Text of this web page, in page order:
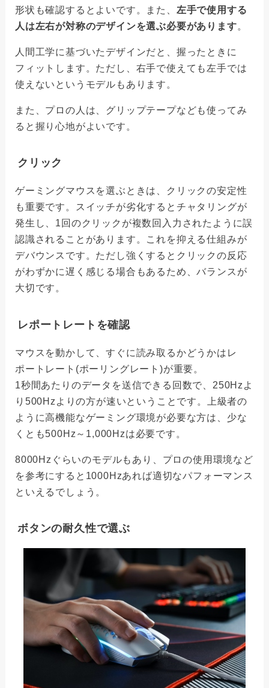
形状も確認するとよいです。また、 左手で使用する
人は左右が対称のデザインを選ぶ必要があります。
人間工学に基づいたデザインだと、握ったときに
フィットします。ただし、右手で使えても左手では
使えないというモデルもあります。
また、プロの人は、グリップテープなども使ってみ
ると握り心地がよいです。
クリック
ゲーミングマウスを選ぶときは、クリックの安定性
も重要です。スイッチが劣化するとチャタリングが
発生し、1回のクリックが複数回入力されたように誤
認識されることがあります。これを抑える仕組みが
デバウンスです。ただし強くするとクリックの反応
がわずかに遅く感じる場合もあるため、バランスが
大切です。
レポートレートを確認
マウスを動かして、すぐに読み取るかどうかはレ
ポートレート(ポーリングレート)が重要。
1秒間あたりのデータを送信できる回数で、250Hzよ
り500Hzよりの方が速いということです。上級者の
ように高機能なゲーミング環境が必要な方は、少な
くとも500Hz～1,000Hzは必要です。
8000Hzぐらいのモデルもあり、プロの使用環境など
を参考にすると1000Hzあれば適切なパフォーマンス
といえるでしょう。
ボタンの耐久性で選ぶ